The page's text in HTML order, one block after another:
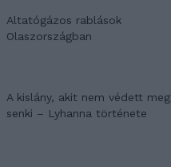
Altatógázos rablások
Olaszországban
A kislány, akit nem védett meg
senki – Lyhanna története